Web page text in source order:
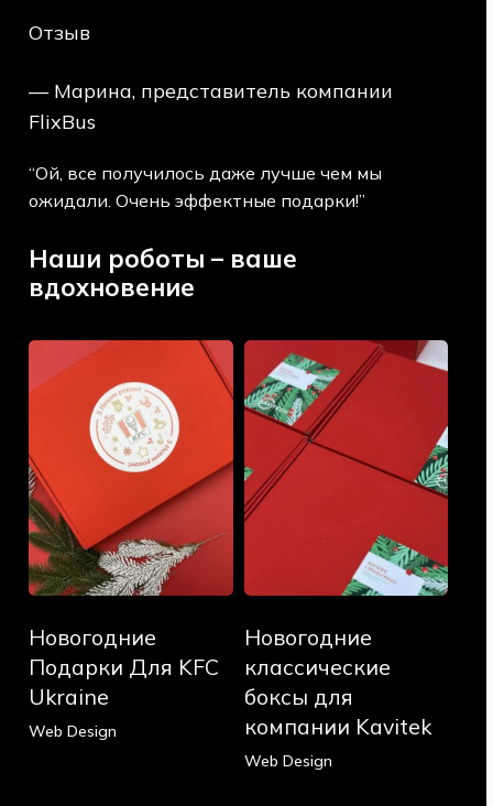
Отзыв
— Марина, представитель компании
FlixBus
“Ой, все получилось даже лучше чем мы
ожидали. Очень эффектные подарки!”
Наши роботы – ваше
вдохновение
Новогодние
Подарки
Ukraine
Подарки
Для
KFC
Web Design
Новогодние
Подарки Для KFC
Ukraine
Новогодние
классические
боксы
компании
Kavitek
классические
боксы
для
Web Design
Новогодние
классические
боксы для
компании Kavitek